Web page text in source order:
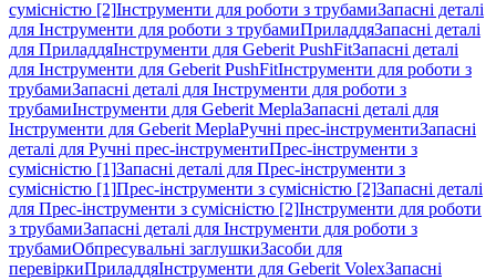
сумісністю [2]Інструменти для роботи з трубамиЗапасні деталі
для Інструменти для роботи з трубамиПриладдяЗапасні деталі
для ПриладдяІнструменти для Geberit PushFitЗапасні деталі
для Інструменти для Geberit PushFitІнструменти для роботи з
трубамиЗапасні деталі для Інструменти для роботи з
трубамиІнструменти для Geberit MeplaЗапасні деталі для
Інструменти для Geberit MeplaРучні прес-інструментиЗапасні
деталі для Ручні прес-інструментиПрес-інструменти з
сумісністю [1]Запасні деталі для Прес-інструменти з
сумісністю [1]Прес-інструменти з сумісністю [2]Запасні деталі
для Прес-інструменти з сумісністю [2]Інструменти для роботи
з трубамиЗапасні деталі для Інструменти для роботи з
трубамиОбпресувальні заглушкиЗасоби для
перевіркиПриладдяІнструменти для Geberit VolexЗапасні